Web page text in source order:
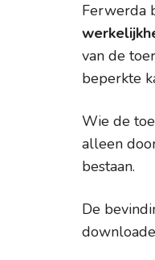
Ferwerda
van de
beperkte
Wie de
alleen
bestaan.
De